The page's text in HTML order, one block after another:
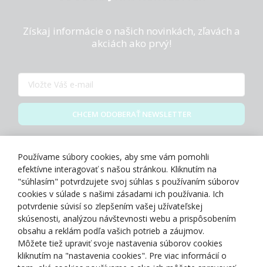
Získaj informácie o našich novinkách, zľavách a
akciách ako prvý!
CHCEM ODOBERAŤ NEWSLETTER
O NÁS
NAKUPOVANIE
Používame súbory cookies, aby sme vám pomohli
efektívne interagovať s našou stránkou. Kliknutím na
"súhlasím" potvrdzujete svoj súhlas s používaním súborov
cookies v súlade s našimi zásadami ich používania. Ich
potvrdenie súvisí so zlepšením vašej užívateľskej
skúsenosti, analýzou návštevnosti webu a prispôsobením
obsahu a reklám podľa vašich potrieb a záujmov.
Môžete tiež upraviť svoje nastavenia súborov cookies
kliknutím na "nastavenia cookies". Pre viac informácií o